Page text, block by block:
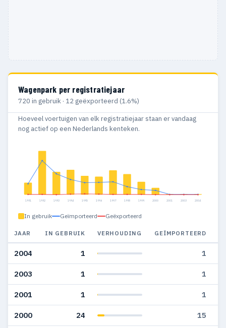
Wagenpark per registratiejaar
720 in gebruik · 12 geëxporteerd (1.6%)
Hoeveel voertuigen van elk registratiejaar staan er vandaag
nog actief op een Nederlands kenteken.
1991 1992 1993 1994 1995 1996 1997 1998 1999 2000 2001 2003 2004
In gebruik Geïmporteerd Geëxporteerd
JAAR IN GEBRUIK VERHOUDING GEÏMPORTEERD
2004 1 1
2003 1 1
2001 1 1
2000 24 15